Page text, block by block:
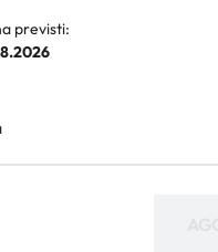
previsti: